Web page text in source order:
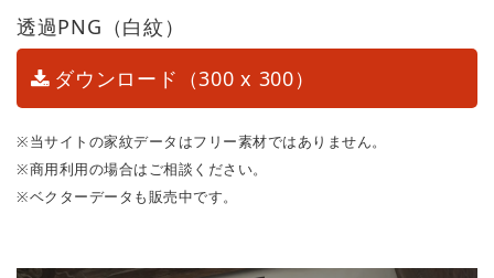
透過PNG（白紋）
ダウンロード（300 x 300）
※当サイトの家紋データはフリー素材ではありません。
※商用利用の場合はご相談ください。
※ベクターデータも販売中です。